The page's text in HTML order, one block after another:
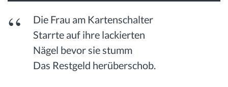
Die Frau am Kartenschalter
Starrte auf ihre lackierten
Nägel bevor sie stumm
Das Restgeld herüberschob.